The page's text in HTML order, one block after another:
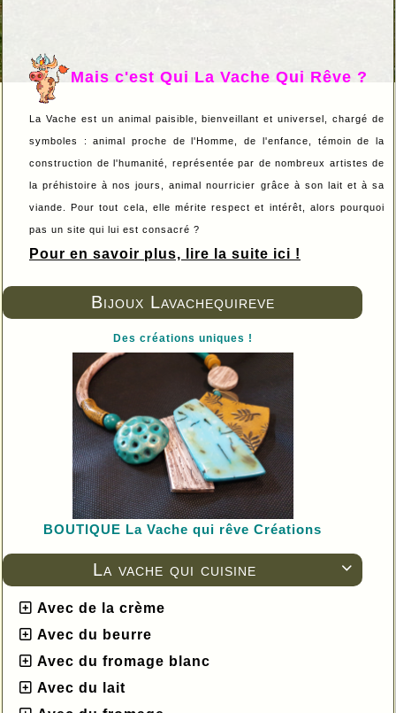
Bijoux Lavachequireve
Des créations uniques !
BOUTIQUE La Vache qui rêve Créations

La vache qui cuisine
Avec de la crème
Avec du beurre
Avec du fromage blanc
Avec du lait
explicite, et c'est
VACHEMENT
mignon !
Pour en savoir plus : clic ICI
Mais c'est Qui La Vache Qui Rêve ?
La Vache est un animal paisible, bienveillant et universel, chargé de
symboles : animal proche de l'Homme, de l'enfance, témoin de la
construction de l'humanité, représentée par de nombreux artistes de
la préhistoire à nos jours, animal nourricier grâce à son lait et à sa
viande. Pour tout cela, elle mérite respect et intérêt, alors pourquoi
pas un site qui lui est consacré ?
Pour en savoir plus, lire la suite ici !